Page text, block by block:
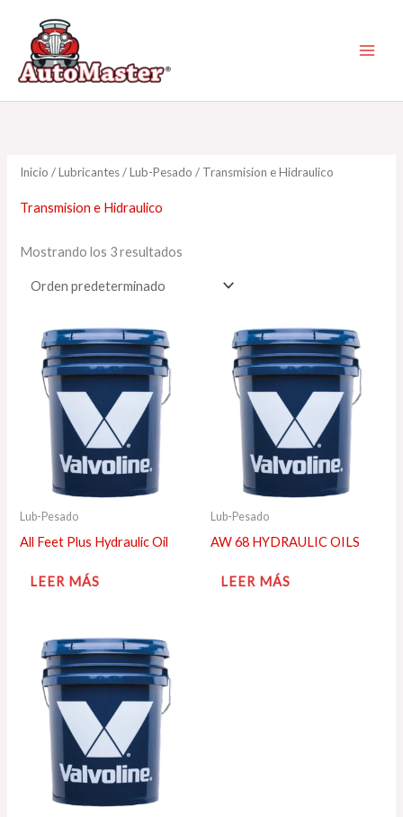
contenido
Inicio /Lubricantes/Lub-Pesado / Transmision e Hidraulico
Transmision e Hidraulico
Mostrando los 3 resultados
Lub-Pesado
All Feet Plus Hydraulic Oil
LEER MÁS
Lub-Pesado
AW 68 HYDRAULIC OILS
LEER MÁS